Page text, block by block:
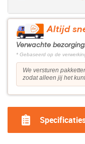
Altijd
Verwachte
* Gebaseerd op de
We versturen
zodat alleen jij het